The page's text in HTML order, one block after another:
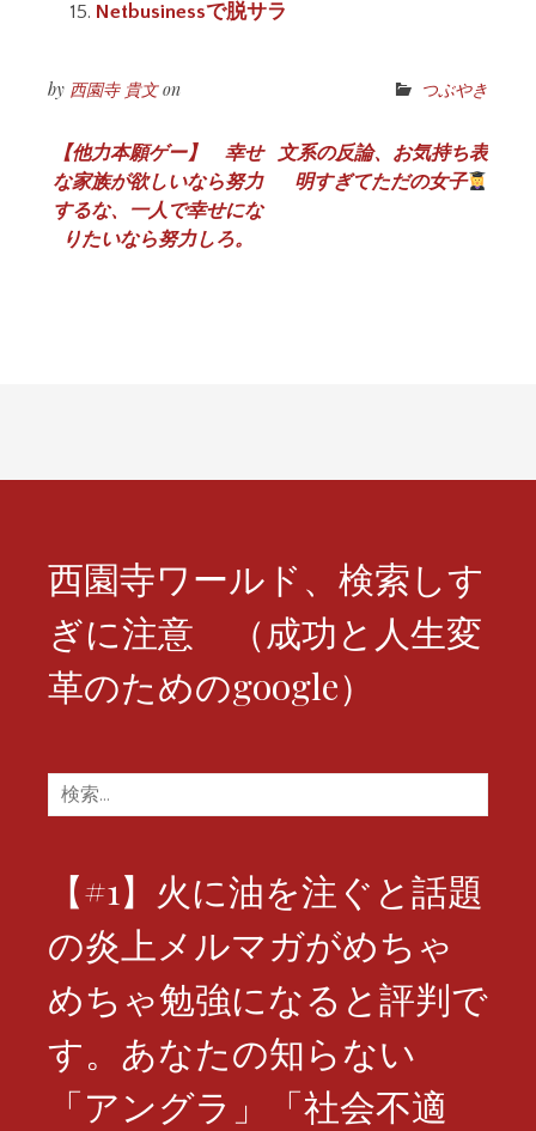
Netbusinessで脱サラ
by 西園寺 貴文on つぶやき
投
稿
ナ
【他力本願ゲー】 幸せ
な家族が欲しいなら努力
するな、一人で幸せにな
りたいなら努力しろ。
文系の反論、お気持ち表
明すぎてただの女子
西園寺ワールド、検索しす
ぎに注意 （成功と人生変
革のためのgoogle）
検
索:
【#1】火に油を注ぐと話題
の炎上メルマガがめちゃ
めちゃ勉強になると評判で
す。あなたの知らない
「アングラ」「社会不適